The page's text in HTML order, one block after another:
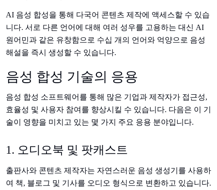
AI 음성 합성을 통해 다국어 콘텐츠 제작에 액세스할 수 있습
니다. 서로 다른 언어에 대해 여러 성우를 고용하는 대신 AI
원어민과 같은 유창함으로 수십 개의 언어와 억양으로 음성
해설을 즉시 생성할 수 있습니다.
음성 합성 기술의 응용
음성 합성 소프트웨어를 통해 많은 기업과 제작자가 접근성,
효율성 및 사용자 참여를 향상시킬 수 있습니다. 다음은 이 기
술이 영향을 미치고 있는 몇 가지 주요 응용 분야입니다.
1. 오디오북 및 팟캐스트
출판사와 콘텐츠 제작자는 자연스러운 음성 생성기를 사용하
여 책, 블로그 및 기사를 오디오 형식으로 변환하고 있습니다.